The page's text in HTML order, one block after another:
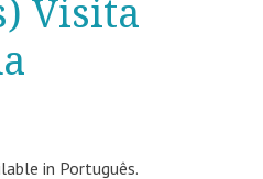
Visita
in Português.